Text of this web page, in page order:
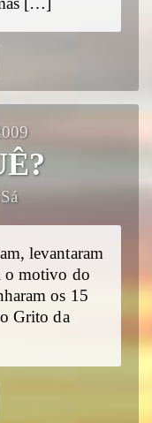
[…]
levantaram
o motivo do
os 15
Grito da